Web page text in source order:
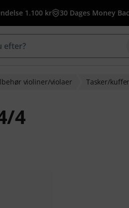
1.100 kr 30 Dages Money
violiner/violaer Tasker/
4